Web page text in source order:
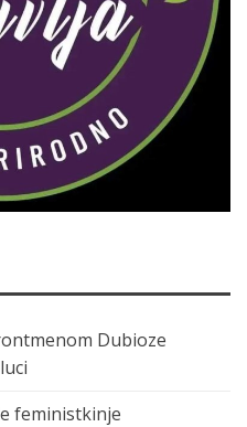
Dubioze
feministkinje